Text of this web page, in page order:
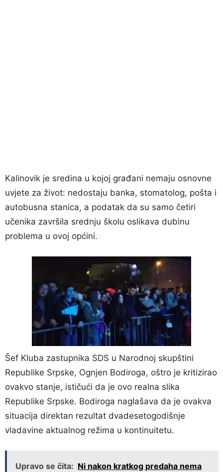
Kalinovik je sredina u kojoj građani nemaju osnovne
uvjete za život: nedostaju banka, stomatolog, pošta i
autobusna stanica, a podatak da su samo četiri
učenika završila srednju školu oslikava dubinu
problema u ovoj općini.
Šef Kluba zastupnika SDS u Narodnoj skupštini
Republike Srpske, Ognjen Bodiroga, oštro je kritizirao
ovakvo stanje, ističući da je ovo realna slika
Republike Srpske. Bodiroga naglašava da je ovakva
situacija direktan rezultat dvadesetogodišnje
vladavine aktualnog režima u kontinuitetu.
Upravo se čita: Ni nakon kratkog predaha nema